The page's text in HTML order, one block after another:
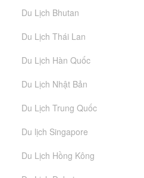
Du Lịch Bhutan
Du Lịch Thái Lan
Du Lịch Hàn Quốc
Du Lịch Nhật Bản
Du Lịch Trung Quốc
Du lịch Singapore
Du Lịch Hồng Kông